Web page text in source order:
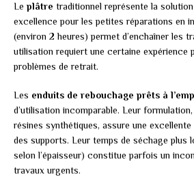
Le plâtre traditionnel représente la
excellence pour les petites réparations en
(environ 2 heures) permet d’enchaîner les
utilisation requiert une certaine expérience
problèmes de retrait.
Les enduits de rebouchage prêts à
d’utilisation incomparable. Leur
résines synthétiques, assure une
des supports. Leur temps de séchage plus
selon l’épaisseur) constitue parfois un
travaux urgents.